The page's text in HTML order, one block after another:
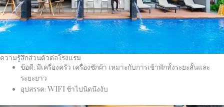
ความรู้สึกส่วนตัวต่อโรงแรม
ข้อดี: มีเครื่องครัว เครื่องซักผ้า เหมาะกับการเข้าพักทั้งระยะสั้นและ
ระยะยาว
อุปสรรค: WIFI ช้าไปนิดนึงงับ